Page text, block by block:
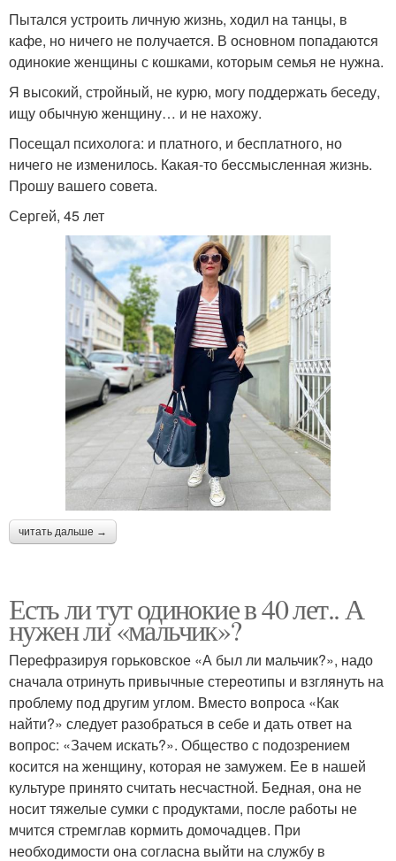
Пытался устроить личную жизнь, ходил на танцы, в
кафе, но ничего не получается. В основном попадаются
одинокие женщины с кошками, которым семья не нужна.
Я высокий, стройный, не курю, могу поддержать беседу,
ищу обычную женщину… и не нахожу.
Посещал психолога: и платного, и бесплатного, но
ничего не изменилось. Какая-то бессмысленная жизнь.
Прошу вашего совета.
Сергей, 45 лет
читать дальше →
Есть ли тут одинокие в 40 лет.. А
нужен ли «мальчик»?
Перефразируя горьковское «А был ли мальчик?», надо
сначала отринуть привычные стереотипы и взглянуть на
проблему под другим углом. Вместо вопроса «Как
найти?» следует разобраться в себе и дать ответ на
вопрос: «Зачем искать?». Общество с подозрением
косится на женщину, которая не замужем. Ее в нашей
культуре принято считать несчастной. Бедная, она не
носит тяжелые сумки с продуктами, после работы не
мчится стремглав кормить домочадцев. При
необходимости она согласна выйти на службу в